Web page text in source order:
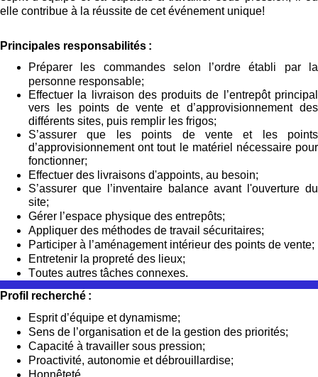
elle contribue à la réussite de cet événement unique!
Principales responsabilités :
Préparer les commandes selon l’ordre établi par la
personne responsable;
Effectuer la livraison des produits de l’entrepôt principal
vers les points de vente et d’approvisionnement des
différents sites, puis remplir les frigos;
S’assurer que les points de vente et les points
d’approvisionnement ont tout le matériel nécessaire pour
fonctionner;
Effectuer des livraisons d'appoints, au besoin;
S’assurer que l’inventaire balance avant l'ouverture du
site;
Gérer l’espace physique des entrepôts;
Appliquer des méthodes de travail sécuritaires;
Participer à l’aménagement intérieur des points de vente;
Entretenir la propreté des lieux;
Toutes autres tâches connexes.
Profil recherché :
Esprit d’équipe et dynamisme;
Sens de l’organisation etde la gestion des priorités;
Capacité à travailler sous pression;
Proactivité, autonomie et débrouillardise;
Honnêteté.